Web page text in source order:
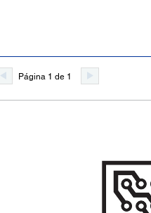
Página 1 de 1